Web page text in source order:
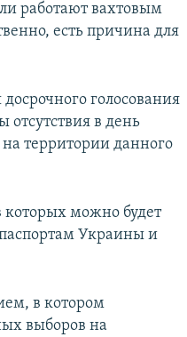
работают вахтовым
есть причина для
голосования
отсутствия в день
на территории данного
можно будет
Украины и
в котором
выборов на